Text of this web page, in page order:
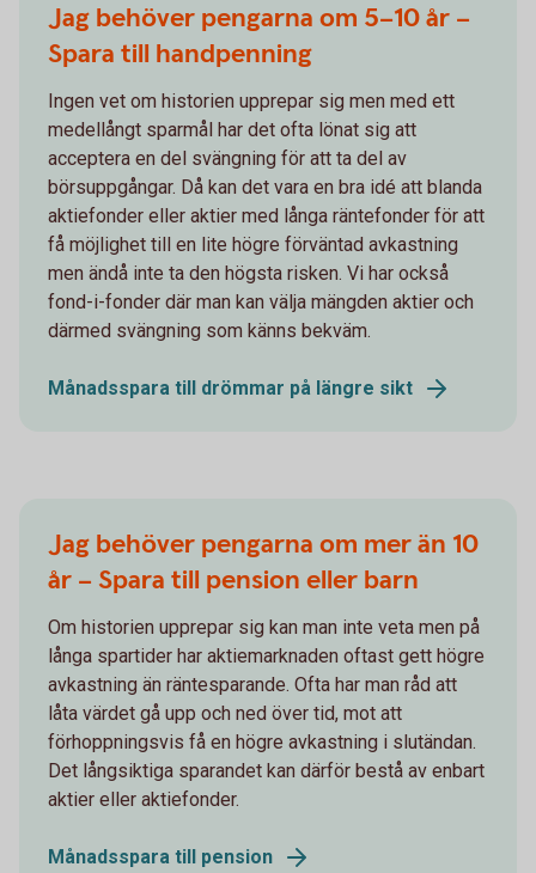
Jag behöver pengarna om 5–10 år –
Spara till handpenning
Ingen vet om historien upprepar sig men med ett
medellångt sparmål har det ofta lönat sig att
acceptera en del svängning för att ta del av
börsuppgångar. Då kan det vara en bra idé att blanda
aktiefonder eller aktier med långa räntefonder för att
få möjlighet till en lite högre förväntad avkastning
men ändå inte ta den högsta risken. Vi har också
fond-i-fonder där man kan välja mängden aktier och
därmed svängning som känns bekväm.
Månadsspara till drömmar på längre sikt
Jag behöver pengarna om mer än 10
år – Spara till pension eller barn
Om historien upprepar sig kan man inte veta men på
långa spartider har aktiemarknaden oftast gett högre
avkastning än räntesparande. Ofta har man råd att
låta värdet gå upp och ned över tid, mot att
förhoppningsvis få en högre avkastning i slutändan.
Det långsiktiga sparandet kan därför bestå av enbart
aktier eller aktiefonder.
Månadsspara till pension